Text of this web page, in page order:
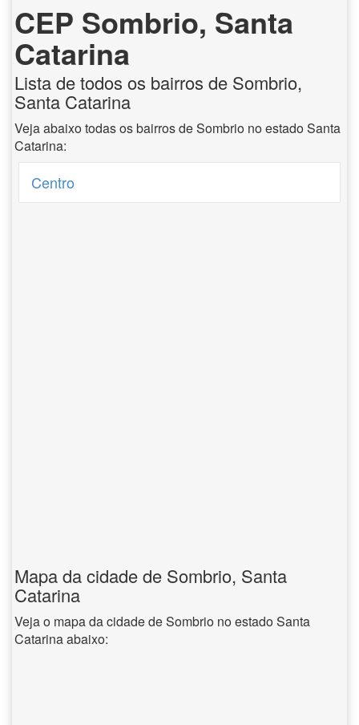
CEP Sombrio, Santa
Catarina
Lista de todos os bairros de Sombrio,
Santa Catarina
Veja abaixo todas os bairros de Sombrio no estado Santa
Catarina:
Centro
Mapa da cidade de Sombrio, Santa
Catarina
Veja o mapa da cidade de Sombrio no estado Santa
Catarina abaixo: